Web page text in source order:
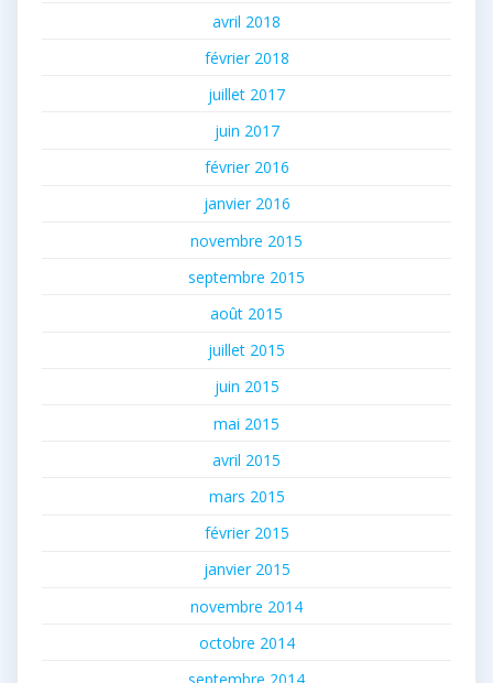
avril 2018
février 2018
juillet 2017
juin 2017
février 2016
janvier 2016
novembre 2015
septembre 2015
août 2015
juillet 2015
juin 2015
mai 2015
avril 2015
mars 2015
février 2015
janvier 2015
novembre 2014
octobre 2014